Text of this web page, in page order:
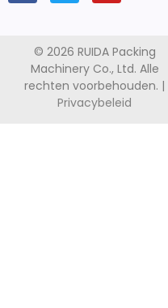
© 2026 RUIDA Packing
Machinery Co., Ltd. Alle
rechten voorbehouden. |
Privacybeleid